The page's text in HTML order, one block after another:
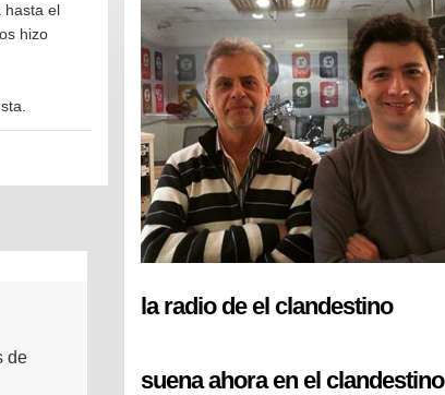
hasta el
hizo
de
la radio de el clandestino
suena ahora en el clandestino